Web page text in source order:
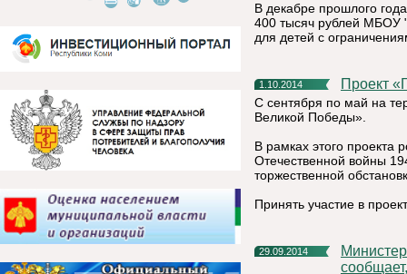
В декабре прошлого
400 тысяч рублей МБОУ
для детей с
1.10.2014 Проект
С сентября по май на
Великой Победы».
В рамках этого проекта
Отечественной войны
торжественной
Принять участие в
29.09.2014
Министерство экономического развития Республики Коми